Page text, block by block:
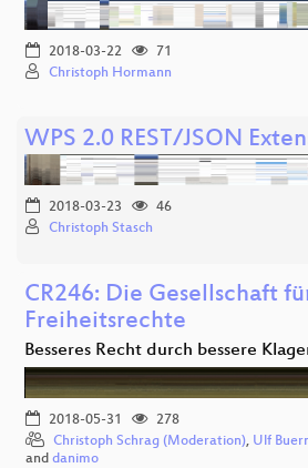
2018-03-22
71
Christoph Hormann
WPS 2.0 REST/JSON
2018-03-23
46
Christoph Stasch
CR246: Die Gesellschaft
Freiheitsrechte
Besseres Recht durch bessere
2018-05-31
278
Christoph Schrag (Moderation), Ulf
and danimo